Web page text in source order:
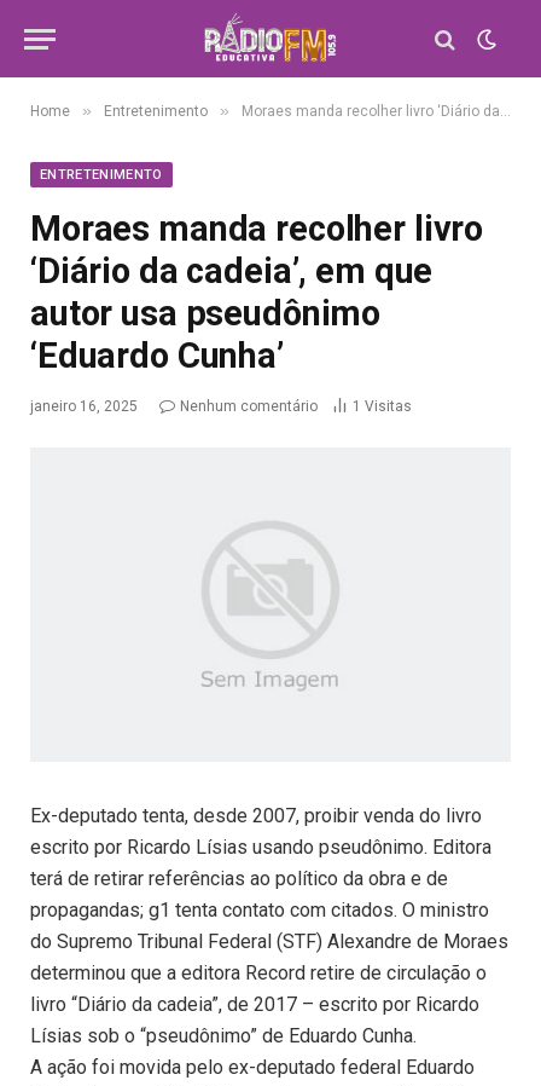
Home » Entretenimento » Moraes manda recolher livro ‘Diário da cadeia’, em que autor usa pseudônimo ‘Eduardo Cunha’
ENTRETENIMENTO
Moraes manda recolher livro
‘Diário da cadeia’, em que
autor usa pseudônimo
‘Eduardo Cunha’
janeiro 16, 2025 Nenhum comentário 1 Visitas
Ex-deputado tenta, desde 2007, proibir venda do livro
escrito por Ricardo Lísias usando pseudônimo. Editora
terá de retirar referências ao político da obra e de
propagandas; g1 tenta contato com citados. O ministro
do Supremo Tribunal Federal (STF) Alexandre de Moraes
determinou que a editora Record retire de circulação o
livro “Diário da cadeia”, de 2017 – escrito por Ricardo
Lísias sob o “pseudônimo” de Eduardo Cunha.
A ação foi movida pelo ex-deputado federal Eduardo